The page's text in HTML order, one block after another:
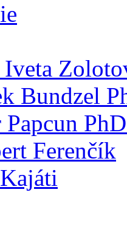
Bundzel
Ferenčík